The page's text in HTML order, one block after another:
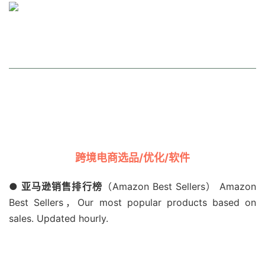
跨境电商选品/优化/软件
● 亚马逊销售排行榜 （Amazon Best Sellers） Amazon
Best Sellers，Our most popular products based on
sales. Updated hourly.